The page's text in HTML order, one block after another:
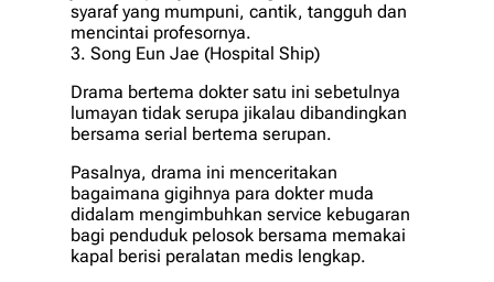
syaraf yang mumpuni, cantik, tangguh dan
mencintai profesornya.
3. Song Eun Jae (Hospital Ship)
Drama bertema dokter satu ini sebetulnya
lumayan tidak serupa jikalau dibandingkan
bersama serial bertema serupan.
Pasalnya, drama ini menceritakan
bagaimana gigihnya para dokter muda
didalam mengimbuhkan service kebugaran
bagi penduduk pelosok bersama memakai
kapal berisi peralatan medis lengkap.